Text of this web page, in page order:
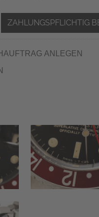
ZAHLUNGSPFLICHTIG
ANLEGEN